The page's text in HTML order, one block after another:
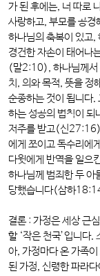
가 된 후에는, 너 따로
사랑하고, 부모를 공
하나님의 축복이 있고,
경건한 자손이 태어나
(말2:10), 하나님께서
치, 의와 목적, 뜻을 정
순종하는 것이 됩니다.
하는 성공의 법칙이
저주를 받고(신
에게 쪼이고 독수리에
다윗에게 반역을 일으
하나님께 범죄한 두 아
당했습니다(삼하
결론: 가정은 세상 근
할 ‘작은 천국’입니다.
아, 가정마다 온 가족
된 가정, 신령한 파라